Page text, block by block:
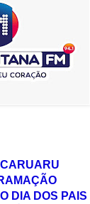
DIA DOS PAIS